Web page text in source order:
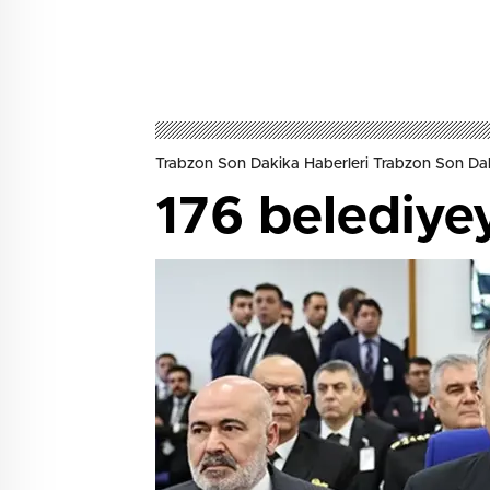
Trabzon Son Dakika Haberleri Trabzon Son
176